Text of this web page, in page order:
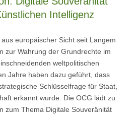
Intelligenz
europäischer Sicht seit Langem
zur Wahrung der Grundrechte im
weltpolitischen
Jahre haben dazu geführt, dass
Schlüsselfrage für Staat,
erkannt wurde. Die OCG lädt zu
zum Thema Digitale Souveränität